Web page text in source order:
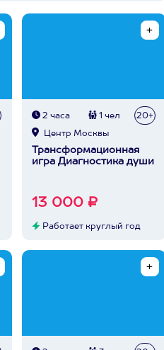
2 часа 1 чел 20+
Центр Москвы
Трансформационная
игра Диагностика души
13 000 ₽
Работает круглый год